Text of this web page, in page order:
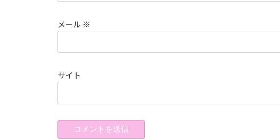
メール ※
サイト